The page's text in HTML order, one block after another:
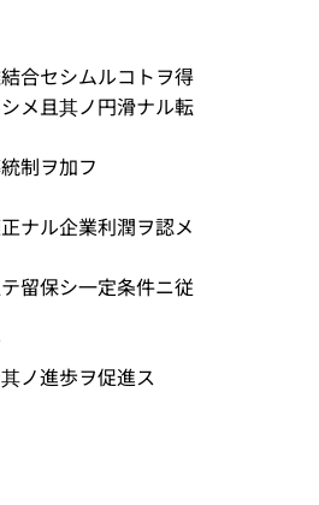
合セシムルコトヲ得
メ且其ノ円滑ナル転
制ヲ加フ
ナル企業利潤ヲ認メ
留保シ一定条件ニ従
ノ進歩ヲ促進ス